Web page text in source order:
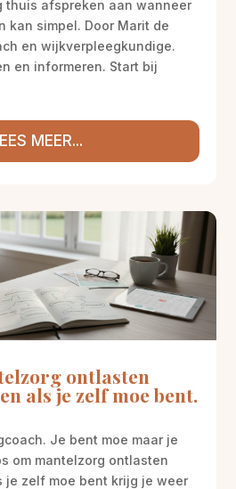
thuis afspreken aan wanneer
kan simpel. Door Marit de
en wijkverpleegkundige.
en informeren. Start bij
MEER...
ontlasten
als je zelf moe bent.
Je bent moe maar je
om mantelzorg ontlasten
je zelf moe bent krijg je weer